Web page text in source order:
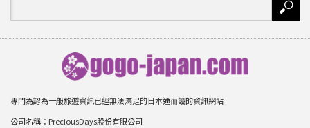
專門為認為一般旅遊資訊已經無法滿足的日本通而設的資訊網站
公司名稱：PreciousDays股份有限公司